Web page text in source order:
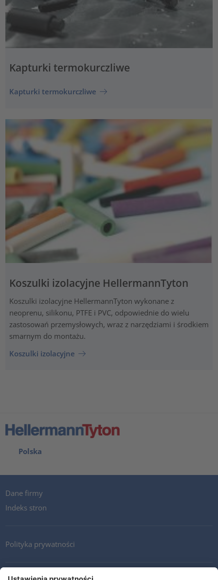
Kapturki termokurczliwe
Kapturki termokurczliwe
Koszulki izolacyjne HellermannTyton
Koszulki izolacyjne HellermannTyton wykonane z
neoprenu, silikonu, PTFE i PVC, odpowiednie do wielu
zastosowań przemysłowych, wraz z narzędziami i środkiem
smarnym do montażu.
Koszulki izolacyjne
Polska
Dane firmy
Indeks stron
Polityka prywatności